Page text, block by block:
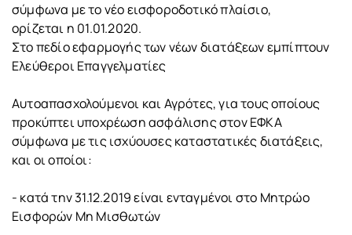
σύμφωνα με το νέο εισφοροδοτικό πλαίσιο,
ορίζεται η 01.01.2020.
Στο πεδίο εφαρμογής των νέων διατάξεων εμπίπτουν
Ελεύθεροι Επαγγελματίες
Αυτοαπασχολούμενοι και Αγρότες, για τους οποίους
προκύπτει υποχρέωση ασφάλισης στον ΕΦΚΑ
σύμφωνα με τις ισχύουσες καταστατικές διατάξεις,
και οι οποίοι:
- κατά την 31.12.2019 είναι ενταγμένοι στο Μητρώο
Εισφορών Μη Μισθωτών